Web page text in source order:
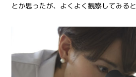
とか思ったが、よくよく観察してみると